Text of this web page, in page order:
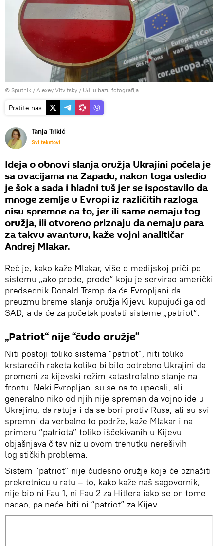
© Sputnik / Alexey Vitvitsky / Uđi u bazu fotografija
Pratite nas
Tanja Trikić
Svi tekstovi
Ideja o obnovi slanja oružja Ukrajini počela je
sa ovacijama na Zapadu, nakon toga usledio
je šok a sada i hladni tuš jer se ispostavilo da
mnoge zemlje u Evropi iz različitih razloga
nisu spremne na to, jer ili same nemaju tog
oružja, ili otvoreno priznaju da nemaju para
za takvu avanturu, kaže vojni analitičar
Andrej Mlakar.
Reč je, kako kaže Mlakar, više o medijskoj priči po
sistemu „ako prođe, prođe“ koju je servirao američki
predsednik Donald Tramp da će Evropljani da
preuzmu breme slanja oružja Kijevu kupujući ga od
SAD, a da će za početak poslati sisteme „patriot“.
„Patriot“ nije “čudo oružje”
Niti postoji toliko sistema “patriot”, niti toliko
krstarećih raketa koliko bi bilo potrebno Ukrajini da
promeni za kijevski režim katastrofalno stanje na
frontu. Neki Evropljani su se na to upecali, ali
generalno niko od njih nije spreman da vojno ide u
Ukrajinu, da ratuje i da se bori protiv Rusa, ali su svi
spremni da verbalno to podrže, kaže Mlakar i na
primeru “patriota” toliko iščekivanih u Kijevu
objašnjava čitav niz u ovom trenutku nerešivih
logističkih problema.
Sistem “patriot” nije čudesno oružje koje će označiti
prekretnicu u ratu – to, kako kaže naš sagovornik,
nije bio ni Fau 1, ni Fau 2 za Hitlera iako se on tome
nadao, pa neće biti ni “patriot” za Kijev.